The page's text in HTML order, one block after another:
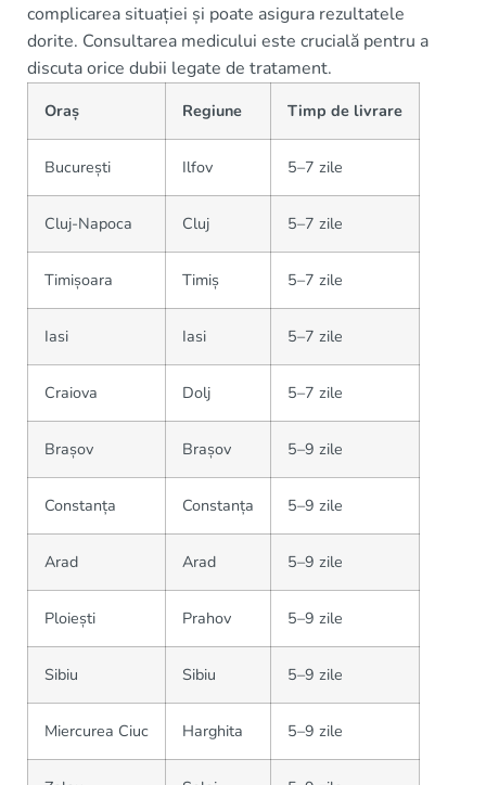
complicarea situației și poate asigura rezultatele
dorite. Consultarea medicului este crucială pentru a
discuta orice dubii legate de tratament.
Oraș Regiune Timp de livrare
București Ilfov 5–7 zile
Cluj-Napoca Cluj 5–7 zile
Timișoara Timiș 5–7 zile
Iasi Iasi 5–7 zile
Craiova Dolj 5–7 zile
Brașov Brașov 5–9 zile
Constanța Constanța 5–9 zile
Arad Arad 5–9 zile
Ploiești Prahov 5–9 zile
Sibiu Sibiu 5–9 zile
Miercurea Ciuc Harghita 5–9 zile